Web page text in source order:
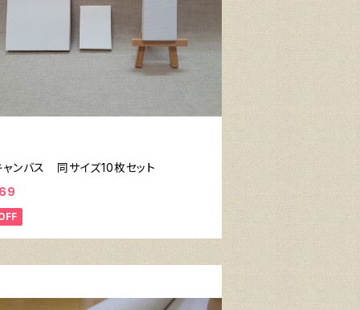
ャンバス 同サイズ10枚セット